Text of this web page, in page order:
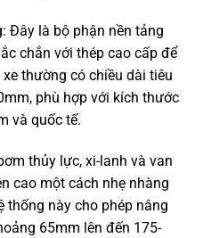
Đây là bộ phận nền tảng
chắn với thép cao cấp để
thường có chiều dài tiêu
phù hợp với kích thước
và quốc tế.
thủy lực, xi-lanh và van
cao một cách nhẹ nhàng
thống này cho phép nâng
65mm lên đến 175-